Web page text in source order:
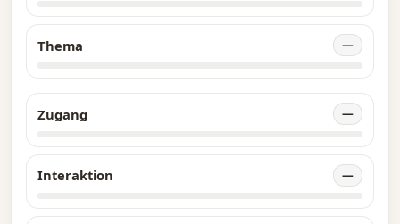
Thema —
Zugang —
Interaktion —